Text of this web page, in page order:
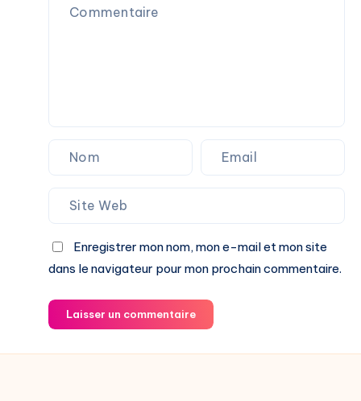
Enregistrer mon nom, mon e-mail et mon site
dans le navigateur pour mon prochain commentaire.
Laisser un commentaire